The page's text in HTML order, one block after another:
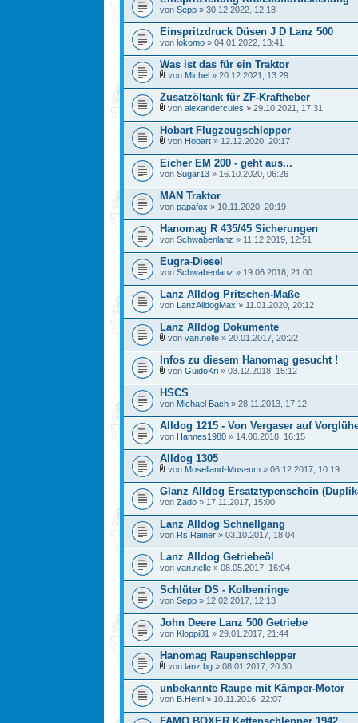
von Sepp » 30.12.2022, 12:18
Einspritzdruck Düsen J D Lanz 500
von lokomo » 04.01.2022, 13:41
Was ist das für ein Traktor
von Michel » 20.12.2021, 13:29
Zusatzöltank für ZF-Kraftheber
von alexandercules » 29.10.2021, 17:31
Hobart Flugzeugschlepper
von Hobart » 12.12.2020, 20:17
Eicher EM 200 - geht aus...
von Sugar13 » 16.10.2020, 06:26
MAN Traktor
von papafox » 10.11.2020, 20:19
Hanomag R 435/45 Sicherungen
von Schwabenlanz » 11.12.2019, 12:51
Eugra-Diesel
von Schwabenlanz » 19.06.2018, 21:00
Lanz Alldog Pritschen-Maße
von LanzAlldogMax » 11.01.2020, 20:12
Lanz Alldog Dokumente
von van.nelle » 20.01.2017, 20:22
Infos zu diesem Hanomag gesucht !
von GuidoKri » 03.12.2018, 15:12
HSCS
von Michael Bach » 28.11.2013, 17:12
Alldog 1215 - Von Vergaser auf
von Hannes1980 » 14.06.2018, 16:15
Alldog 1305
von Moselland-Museum » 06.12.2017, 10:19
Glanz Alldog Ersatztypenschein
von Zado » 17.11.2017, 15:00
Lanz Alldog Schnellgang
von Rs Rainer » 03.10.2017, 18:04
Lanz Alldog Getriebeöl
von van.nelle » 08.05.2017, 16:04
Schlüter DS - Kolbenringe
von Sepp » 12.02.2017, 12:13
John Deere Lanz 500 Getriebe
von Kloppi81 » 29.01.2017, 21:44
Hanomag Raupenschlepper
von lanz.bg » 08.01.2017, 20:30
unbekannte Raupe mit Kämper-Motor
von B.Heinl » 10.11.2016, 22:07